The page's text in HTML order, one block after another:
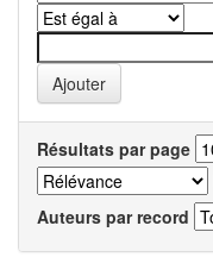
Résultats par page
Auteurs par record